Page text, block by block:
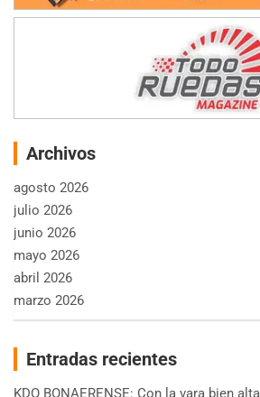
Archivos
agosto 2026
julio 2026
junio 2026
mayo 2026
abril 2026
marzo 2026
Entradas recientes
KDO BONAERENSE: Con la vara bien